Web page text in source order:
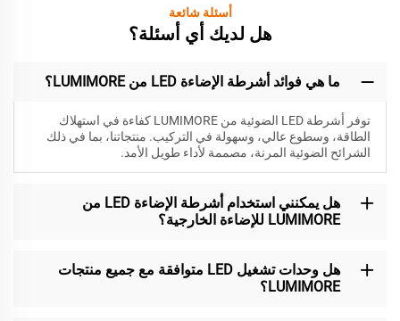
أسئلة شائعة
هل لديك أي أسئلة؟
ما هي فوائد أشرطة الإضاءة LED من LUMIMORE؟
توفر أشرطة LED الضوئية من LUMIMORE كفاءة في استهلاك
الطاقة، وسطوع عالي، وسهولة في التركيب. منتجاتنا، بما في ذلك
الشرائح الضوئية المرنة، مصممة لأداء طويل الأمد.
هل يمكنني استخدام أشرطة الإضاءة LED من
LUMIMORE للإضاءة الخارجية؟
هل وحدات تشغيل LED متوافقة مع جميع منتجات
LUMIMORE؟